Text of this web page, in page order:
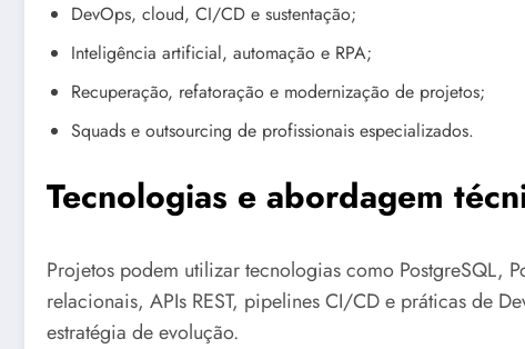
DevOps, cloud, CI/CD e sustentação;
Inteligência artificial, automação e RPA;
Recuperação, refatoração e modernização de projetos;
Squads e outsourcing de profissionais especializados.
Tecnologias e abordagem
Projetos podem utilizar tecnologias como PostgreSQL,
relacionais, APIs REST, pipelines CI/CD e práticas de
estratégia de evolução.